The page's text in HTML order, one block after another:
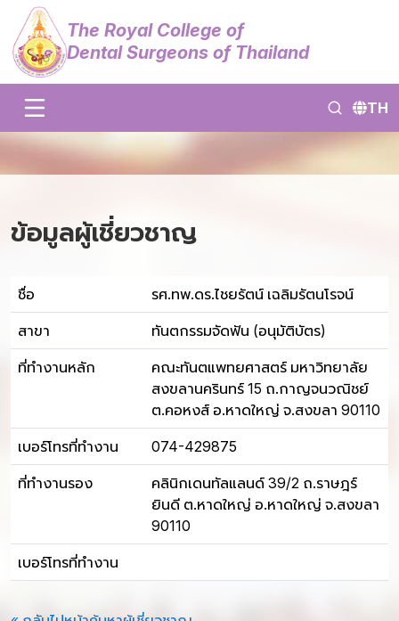
The Royal College of
Dental Surgeons of Thailand
TH
ข้อมูลผู้เชี่ยวชาญ
ชื่อ รศ.ทพ.ดร.ไชยรัตน์ เฉลิมรัตนโรจน์
สาขา ทันตกรรมจัดฟัน (อนุมัติบัตร)
ที่ทำงานหลัก
คณะทันตแพทยศาสตร์ มหาวิทยาลัย
สงขลานครินทร์ 15 ถ.กาญจนวณิชย์
ต.คอหงส์ อ.หาดใหญ่ จ.สงขลา 90110
เบอร์โทรที่ทำงาน 074-429875
ที่ทำงานรอง
คลินิกเดนทัลแลนด์ 39/2 ถ.ราษฎร์
ยินดี ต.หาดใหญ่ อ.หาดใหญ่ จ.สงขลา
90110
เบอร์โทรที่ทำงาน